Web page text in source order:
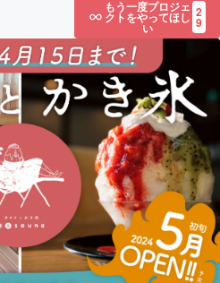
もう一度プロジェ
クトをやってほし
い
2
9